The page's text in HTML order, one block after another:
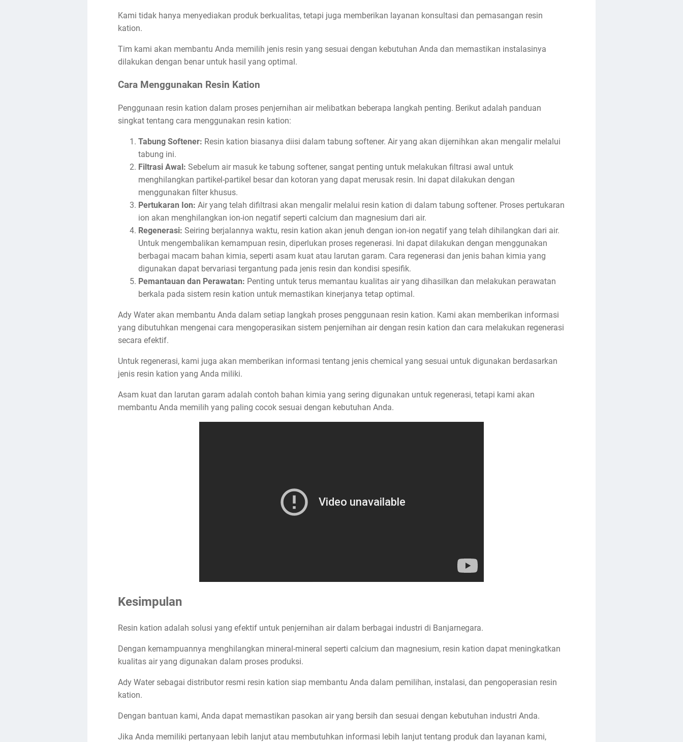
Kami tidak hanya menyediakan produk berkualitas, tetapi juga memberikan layanan konsultasi dan pemasangan resin
kation.
Tim kami akan membantu Anda memilih jenis resin yang sesuai dengan kebutuhan Anda dan memastikan instalasinya
dilakukan dengan benar untuk hasil yang optimal.
Cara Menggunakan Resin Kation
Penggunaan resin kation dalam proses penjernihan air melibatkan beberapa langkah penting. Berikut adalah panduan
singkat tentang cara menggunakan resin kation:
Tabung Softener: Resin kation biasanya diisi dalam tabung softener. Air yang akan dijernihkan akan mengalir melalui
tabung ini.
Filtrasi Awal: Sebelum air masuk ke tabung softener, sangat penting untuk melakukan filtrasi awal untuk
menghilangkan partikel-partikel besar dan kotoran yang dapat merusak resin. Ini dapat dilakukan dengan
menggunakan filter khusus.
Pertukaran Ion: Air yang telah difiltrasi akan mengalir melalui resin kation di dalam tabung softener. Proses pertukaran
ion akan menghilangkan ion-ion negatif seperti calcium dan magnesium dari air.
Regenerasi: Seiring berjalannya waktu, resin kation akan jenuh dengan ion-ion negatif yang telah dihilangkan dari air.
Untuk mengembalikan kemampuan resin, diperlukan proses regenerasi. Ini dapat dilakukan dengan menggunakan
berbagai macam bahan kimia, seperti asam kuat atau larutan garam. Cara regenerasi dan jenis bahan kimia yang
digunakan dapat bervariasi tergantung pada jenis resin dan kondisi spesifik.
Pemantauan dan Perawatan: Penting untuk terus memantau kualitas air yang dihasilkan dan melakukan perawatan
berkala pada sistem resin kation untuk memastikan kinerjanya tetap optimal.
Ady Water akan membantu Anda dalam setiap langkah proses penggunaan resin kation. Kami akan memberikan informasi
yang dibutuhkan mengenai cara mengoperasikan sistem penjernihan air dengan resin kation dan cara melakukan regenerasi
secara efektif.
Untuk regenerasi, kami juga akan memberikan informasi tentang jenis chemical yang sesuai untuk digunakan berdasarkan
jenis resin kation yang Anda miliki.
Asam kuat dan larutan garam adalah contoh bahan kimia yang sering digunakan untuk regenerasi, tetapi kami akan
membantu Anda memilih yang paling cocok sesuai dengan kebutuhan Anda.
Kesimpulan
Resin kation adalah solusi yang efektif untuk penjernihan air dalam berbagai industri di Banjarnegara.
Dengan kemampuannya menghilangkan mineral-mineral seperti calcium dan magnesium, resin kation dapat meningkatkan
kualitas air yang digunakan dalam proses produksi.
Ady Water sebagai distributor resmi resin kation siap membantu Anda dalam pemilihan, instalasi, dan pengoperasian resin
kation.
Dengan bantuan kami, Anda dapat memastikan pasokan air yang bersih dan sesuai dengan kebutuhan industri Anda.
Jika Anda memiliki pertanyaan lebih lanjut atau membutuhkan informasi lebih lanjut tentang produk dan layanan kami,